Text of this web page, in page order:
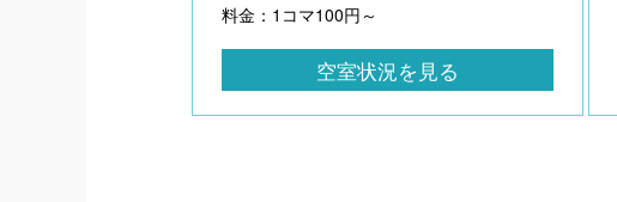
料金：1コマ100円～
空室状況を見る